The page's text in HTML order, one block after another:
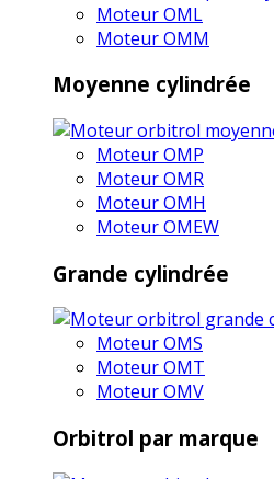
Moteur OML
Moteur OMM
Moyenne cylindrée
Moteur OMP
Moteur OMR
Moteur OMH
Moteur OMEW
Grande cylindrée
Moteur OMS
Moteur OMT
Moteur OMV
Orbitrol par marque